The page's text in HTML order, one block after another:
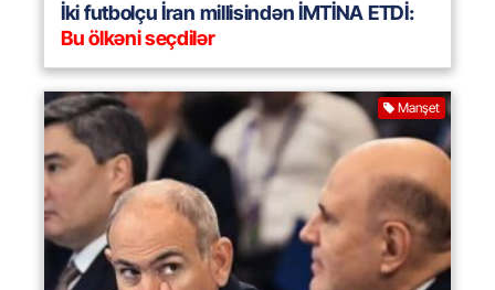
İki futbolçu İran millisindən İMTİNA ETDİ:
Bu ölkəni seçdilər
Manşet